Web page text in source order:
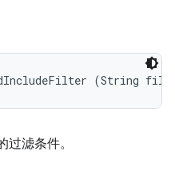
(String
滤条件。